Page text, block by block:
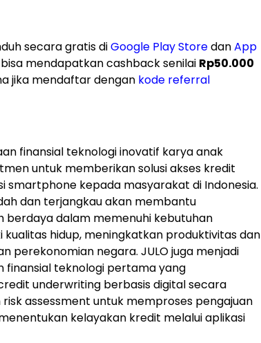
secara gratis diGoogle Play StoredanApp
mendapatkan cashback senilai Rp50.000
jika mendaftar dengan kode referral
finansial teknologi inovatif karya anak
untuk memberikan solusi akses kredit
smartphone kepada masyarakat di Indonesia.
dan terjangkau akan membantu
berdaya dalam memenuhi kebutuhan
kualitas hidup, meningkatkan produktivitas dan
perekonomian negara. JULO juga menjadi
finansial teknologi pertama yang
underwriting berbasis digital secara
assessment untuk memproses pengajuan
kelayakan kredit melalui aplikasi